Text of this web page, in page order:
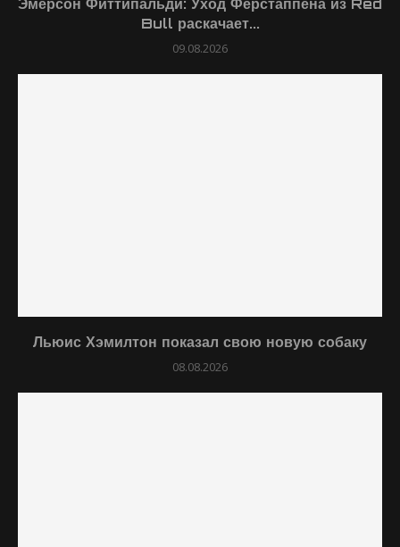
Эмерсон Фиттипальди: Уход Ферстаппена из Red
Bull раскачает...
09.08.2026
Льюис Хэмилтон показал свою новую собаку
08.08.2026